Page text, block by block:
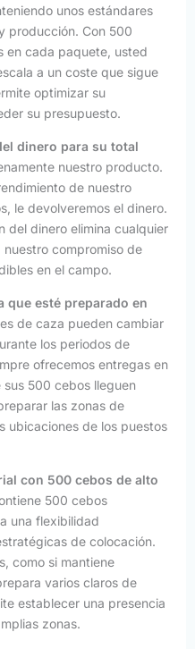
unos estándares
producción. Con 500
en cada paquete, usted
a un coste que sigue
optimizar su
su presupuesto.
dinero para su total
nuestro producto.
de nuestro
le devolveremos el dinero.
del dinero elimina cualquier
compromiso de
en el campo.
que esté preparado en
de caza pueden cambiar
los periodos de
ofrecemos entregas en
500 cebos lleguen
las zonas de
ubicaciones de los puestos
con 500 cebos de alto
500 cebos
una flexibilidad
de colocación.
como si mantiene
varios claros de
establecer una presencia
zonas.